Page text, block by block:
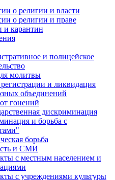
о религии и власти
о религии и праве
и карантин
и полицейское
молитвы
и ликвидация
объединений
гонений
дискриминация
и борьба с
борьба
и СМИ
с местным населением и
с учреждениями культуры